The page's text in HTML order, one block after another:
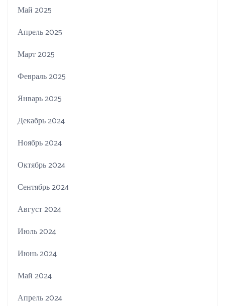
Май 2025
Апрель 2025
Март 2025
Февраль 2025
Январь 2025
Декабрь 2024
Ноябрь 2024
Октябрь 2024
Сентябрь 2024
Август 2024
Июль 2024
Июнь 2024
Май 2024
Апрель 2024